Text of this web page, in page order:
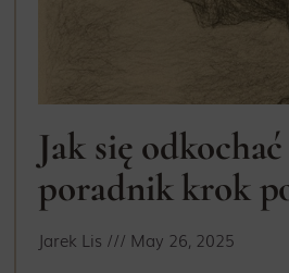
Jak się
poradnik krok
Jarek Lis May 26, 2025